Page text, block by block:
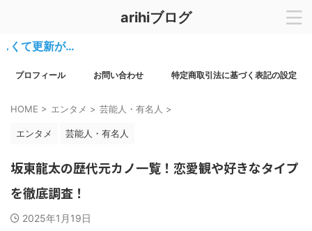
arihiブログ
が…
プロフィール お問い合わせ 特定商取引法に基づく表記の設定
HOME > エンタメ > 芸能人・有名人 >
エンタメ 芸能人・有名人
坂東龍太の歴代元カノ一覧！恋愛観や好きなタイプ
を徹底調査！
2025年1月19日